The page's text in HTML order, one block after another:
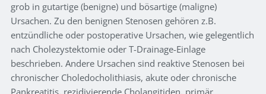
grob in gutartige (benigne) und bösartige (maligne)
Ursachen. Zu den benignen Stenosen gehören z.B.
entzündliche oder postoperative Ursachen, wie gelegentlich
nach Cholezystektomie oder T-Drainage-Einlage
beschrieben. Andere Ursachen sind reaktive Stenosen bei
chronischer Choledocholithiasis, akute oder chronische